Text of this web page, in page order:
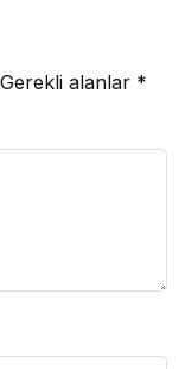
Gerekli alanlar *